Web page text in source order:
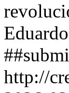
http://